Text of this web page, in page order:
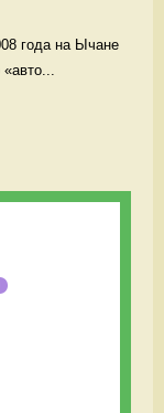
года на Ычане